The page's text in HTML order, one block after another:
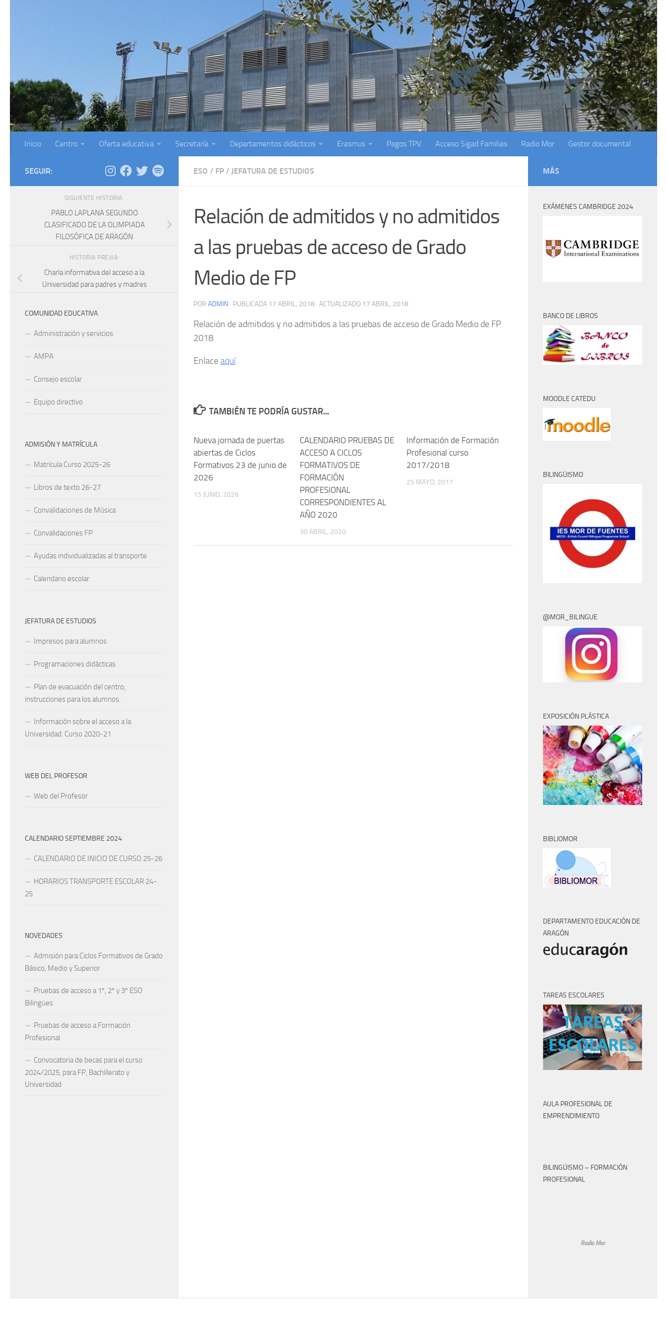
Inicio Centro Oferta educativa Secretaría Departamentos didácticos Erasmus Pagos TPV Acceso Sigad Familias Radio Mor Gestor documental
ESO / FP / JEFATURA DE ESTUDIOS
Relación de admitidos y no admitidos
a las pruebas de acceso de Grado
Medio de FP
POR ADMIN · PUBLICADA 17 ABRIL, 2018 · ACTUALIZADO 17 ABRIL, 2018
Relación de admitidos y no admitidos a las pruebas de acceso de Grado Medio de FP
2018
Enlaceaquí
TAMBIÉN TE PODRÍA GUSTAR...
Nueva jornada de puertas
abiertas de Ciclos
Formativos 23 de junio de
2026
15 JUNIO, 2026
CALENDARIO PRUEBAS DE
ACCESO A CICLOS
FORMATIVOS DE
FORMACIÓN
PROFESIONAL
CORRESPONDIENTES AL
AÑO 2020
30 ABRIL, 2020
Información de Formación
Profesional curso
2017/2018
25 MAYO, 2017
SEGUIR:
SIGUIENTE HISTORIA
PABLO LAPLANA SEGUNDO
CLASIFICADO DE LA OLIMPIADA
FILOSÓFICA DE ARAGÓN
HISTORIA PREVIA
Charla informativa del acceso a la
Universidad para padres y madres
COMUNIDAD EDUCATIVA
Administración y servicios
AMPA
Consejo escolar
Equipo directivo
ADMISIÓN Y MATRÍCULA
Matrícula Curso 2025-26
Libros de texto 26-27
Convalidaciones de Música
Convalidaciones FP
Ayudas individualizadas al transporte
Calendario escolar
JEFATURA DE ESTUDIOS
Impresos para alumnos
Programaciones didácticas
Plan de evacuación del centro,
instrucciones para los alumnos.
Información sobre el acceso a la
Universidad. Curso 2020-21
WEB DEL PROFESOR
Web del Profesor
CALENDARIO SEPTIEMBRE 2024
CALENDARIO DE INICIO DE CURSO 25-26
HORARIOS TRANSPORTE ESCOLAR 24-
25
NOVEDADES
Admisión para Ciclos Formativos de Grado
Básico, Medio y Superior
Pruebas de acceso a 1º, 2º y 3º ESO
Bilingües
Pruebas de acceso a Formación
Profesional
Convocatoria de becas para el curso
2024/2025, para FP, Bachillerato y
Universidad
MÁS
EXÁMENES CAMBRIDGE 2024
BANCO DE LIBROS
MOODLE CATEDU
BILINGÜISMO
@MOR_BILINGUE
EXPOSICIÓN PLÁSTICA
BIBLIOMOR
DEPARTAMENTO EDUCACIÓN DE
ARAGÓN
TAREAS ESCOLARES
AULA PROFESIONAL DE
EMPRENDIMIENTO
BILINGÜISMO – FORMACIÓN
PROFESIONAL
Radio Mor